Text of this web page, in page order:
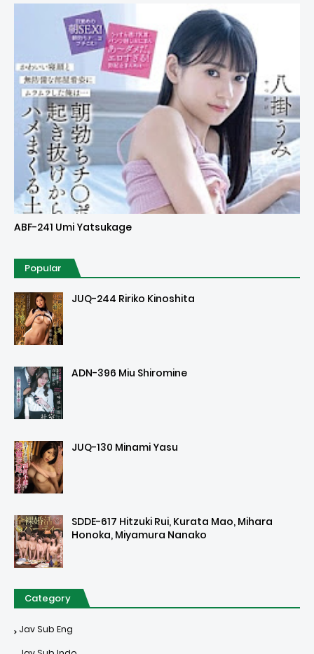
Uncensored
ABF-241 Umi Yatsukage
Popular
JUQ-244 Ririko Kinoshita
ADN-396 Miu Shiromine
JUQ-130 Minami Yasu
SDDE-617 Hitzuki Rui, Kurata Mao, Mihara
Honoka, Miyamura Nanako
Category
Jav Sub Eng